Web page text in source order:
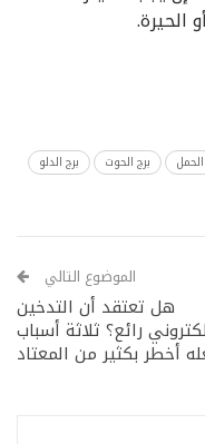
الحيرة.
برج الحوت
برج الدلو
الموضوع التالي
هل تعتقد أن التدخين
رائع؟ ثلاثة أسباب
أخطر بكثير من المعتاد